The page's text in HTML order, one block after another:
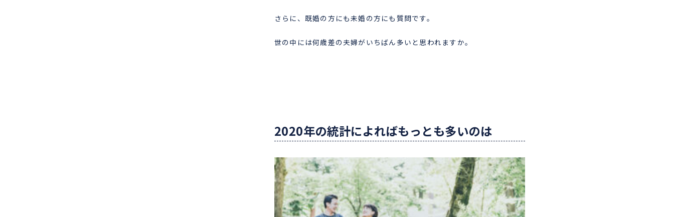
さらに、既婚の方にも未婚の方にも質問です。
世の中には何歳差の夫婦がいちばん多いと思われますか。
2020年の統計によればもっとも多いのは